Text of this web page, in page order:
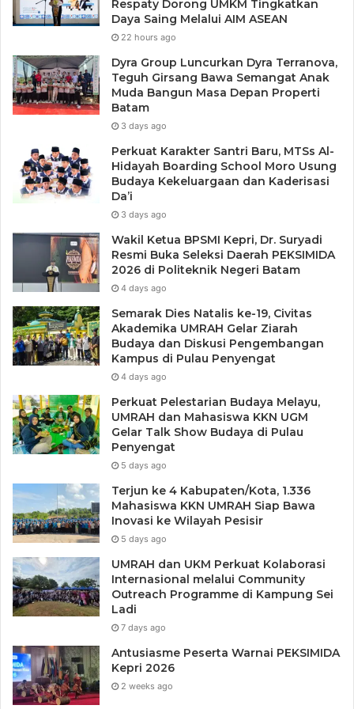
menjadi ruang bersama untuk membahas masa depan
pendidikan anak-anak kami,” ungkapnya.
Melalui Kampanye “Semua Bisa Mengajar”, GTK Kepri
berharap lahir semangat kolektif masyarakat dalam
memperkuat akses dan kualitas pendidikan di wilayah 3T
Respaty Dorong UMKM Tingkatkan
Daya Saing Melalui AIM ASEAN
22 hours ago
Dyra Group Luncurkan Dyra Terranova,
Teguh Girsang Bawa Semangat Anak
Muda Bangun Masa Depan Properti
Batam
3 days ago
Perkuat Karakter Santri Baru, MTSs Al-
Hidayah Boarding School Moro Usung
Budaya Kekeluargaan dan Kaderisasi
Da’i
3 days ago
Wakil Ketua BPSMI Kepri, Dr. Suryadi
Resmi Buka Seleksi Daerah PEKSIMIDA
2026 di Politeknik Negeri Batam
4 days ago
Semarak Dies Natalis ke-19, Civitas
Akademika UMRAH Gelar Ziarah
Budaya dan Diskusi Pengembangan
Kampus di Pulau Penyengat
4 days ago
Perkuat Pelestarian Budaya Melayu,
UMRAH dan Mahasiswa KKN UGM
Gelar Talk Show Budaya di Pulau
Penyengat
5 days ago
Terjun ke 4 Kabupaten/Kota, 1.336
Mahasiswa KKN UMRAH Siap Bawa
Inovasi ke Wilayah Pesisir
5 days ago
UMRAH dan UKM Perkuat Kolaborasi
Internasional melalui Community
Outreach Programme di Kampung Sei
Ladi
7 days ago
Antusiasme Peserta Warnai PEKSIMIDA
Kepri 2026
2 weeks ago